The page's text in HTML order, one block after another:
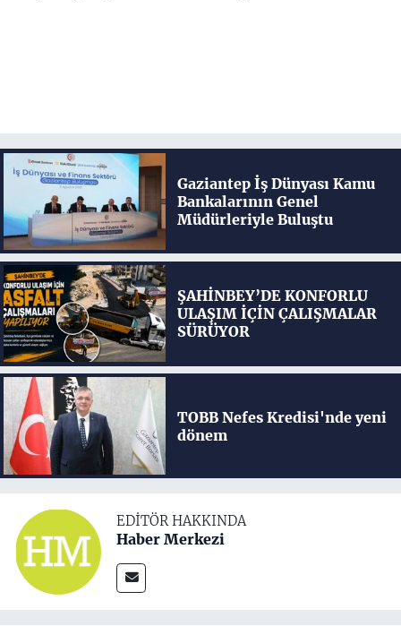
Gaziantep İş Dünyası Kamu
Bankalarının Genel
Müdürleriyle Buluştu
ŞAHİNBEY’DE KONFORLU
ULAŞIM İÇİN ÇALIŞMALAR
SÜRÜYOR
TOBB Nefes Kredisi'nde yeni
dönem
EDITÖR HAKKINDA
Haber Merkezi